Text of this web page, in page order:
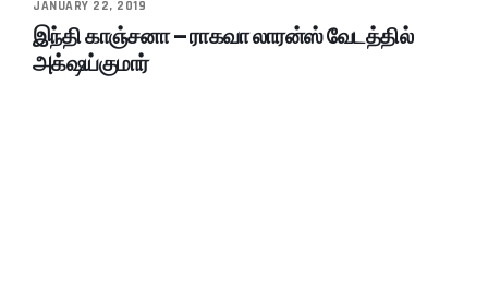
JANUARY 22, 2019
இந்தி காஞ்சனா – ராகவா லாரன்ஸ் வேடத்தில்
அக்‌ஷய்குமார்